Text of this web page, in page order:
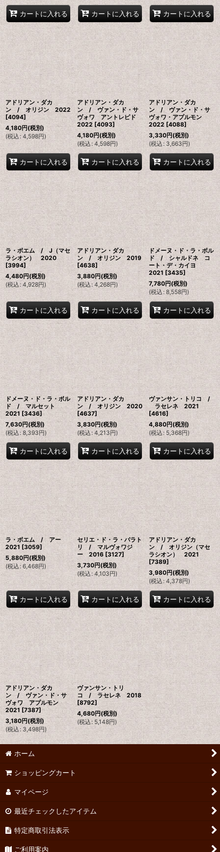
カートに入れる カートに入れる カートに入れる
アドリアン・ダカ
ン / オリジン 2022
[4094]
4,180円(税別)
(税込: 4,598円)
カートに入れる
アドリアン・ダカ
ン / ヴァン・ド・サ
ヴォワ アントレピド
2022 [4093]
4,180円(税別)
(税込: 4,598円)
カートに入れる
アドリアン・ダカ
ン / ヴァン・ド・サ
ヴォワ・アプルモン
2022 [4088]
3,330円(税別)
(税込 : 3,663円)
カートに入れる
ラ・ボエム / J（マセ
ラシオン） 2020
[3994]
4,480円(税別)
(税込: 4,928円)
カートに入れる
アドリアン・ダカ
ン / オリジン 2019
[4638]
3,880円(税別)
(税込: 4,268円)
カートに入れる
ドメーヌ・ド・ラ・ボル
ド / シャルドネ コ
ート・デ・カイヨ
2021 [3435]
7,780円(税別)
(税込 : 8,558円)
カートに入れる
ドメーヌ・ド・ラ・ボル
ド / マルセット
2021 [3436]
7,630円(税別)
(税込: 8,393円)
カートに入れる
アドリアン・ダカ
ン / オリジン 2020
[4637]
3,830円(税別)
(税込 : 4,213円)
カートに入れる
ヴァンサン・トリコ /
ラセレネ 2021
[4616]
4,880円(税別)
(税込: 5,368円)
カートに入れる
ラ・ボエム / アー
2021 [3059]
5,880円(税別)
(税込: 6,468円)
カートに入れる
セリエ・ド・ラ・バラト
リ / マルヴォワジ
ー 2016 [3127]
3,730円(税別)
(税込 : 4,103円)
カートに入れる
アドリアン・ダカ
ン / オリジン（マセ
ラシオン） 2021
[7389]
3,980円(税別)
(税込 : 4,378円)
カートに入れる
アドリアン・ダカ
ン / ヴァン・ド・サ
ヴォワ アプルモン
2021 [7387]
3,180円(税別)
(税込 : 3,498円)
ヴァンサン・トリ
コ / ラセレネ 2018
[8792]
4,680円(税別)
(税込 : 5,148円)
ホーム
ショッピングカート
マイページ
最近チェックしたアイテム
特定商取引法表示
ご利用案内